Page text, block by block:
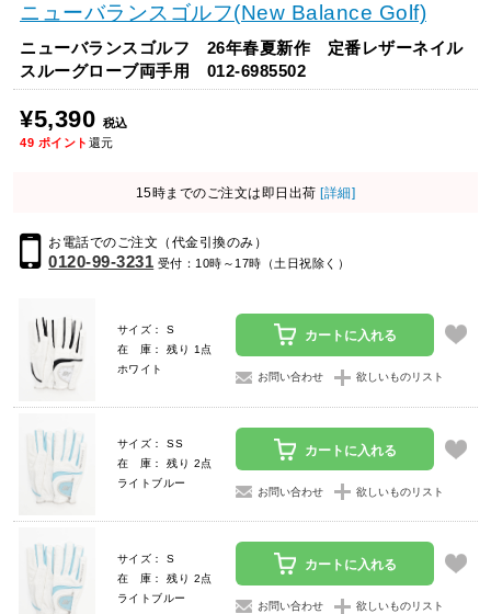
ニューバランスゴルフ(New Balance Golf)
ニューバランスゴルフ 26年春夏新作 定番レザーネイル
スルーグローブ両手用 012-6985502
¥5,390 税込
49 ポイント 還元
15時までのご注文は即日出荷 [詳細]
お電話でのご注文（代金引換のみ）
0120-99-3231 受付：10時～17時（土日祝除く）
サイズ： S
在 庫： 残り 1点
ホワイト
カートに入れる
お問い合わせ 欲しいものリスト
サイズ： SS
在 庫： 残り 2点
ライトブルー
カートに入れる
お問い合わせ 欲しいものリスト
サイズ： S
在 庫： 残り 2点
ライトブルー
カートに入れる
お問い合わせ 欲しいものリスト